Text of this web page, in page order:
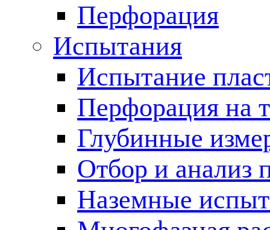
Перфорация
Испытания
Испытание
Перфорация на
Глубинные
Отбор и анализ
Наземные